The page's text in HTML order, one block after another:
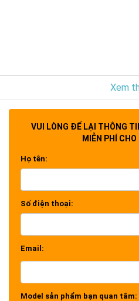
Xem
VUI LÒNG ĐỂ LẠI THÔNG
MIỄN PHÍ CHO
Họ tên:
Số điện thoại:
Email:
Model sản phẩm bạn quan tâm: